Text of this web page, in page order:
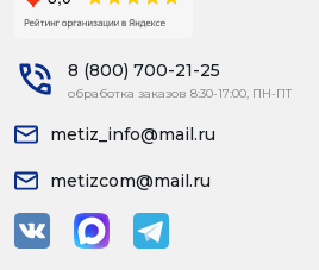
8 (800) 700-21-25
обработка заказов 8:30-17:00, ПН-ПТ
metiz_info@mail.ru
metizcom@mail.ru